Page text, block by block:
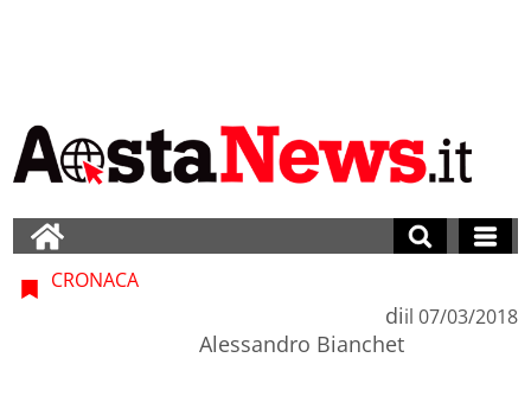
CRONACA
di
Alessandro Bianchet
il 07/03/2018